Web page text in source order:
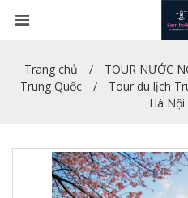
Trang chủ TOUR NƯỚC
Trung Quốc
Tour du lịch
Hà